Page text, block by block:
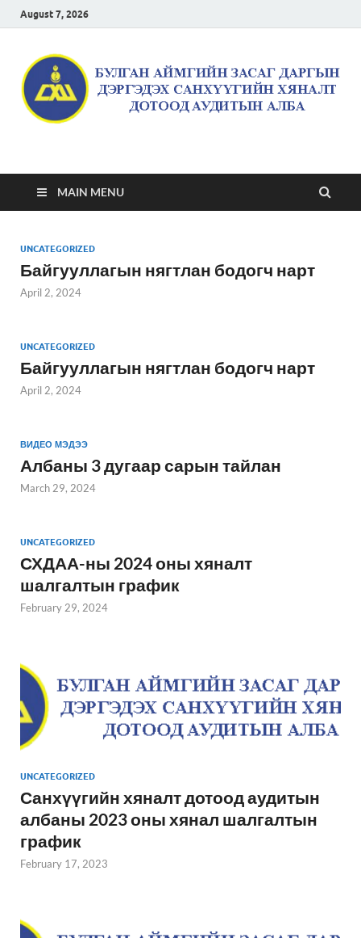
August 7, 2026
Булган аймгийн засаг
даргын дэргэдэх
санхүүгийн хяналт
дотоод аудитын алба
MAIN MENU
UNCATEGORIZED
Байгууллагын нягтлан бодогч нарт
April 2, 2024
UNCATEGORIZED
Байгууллагын нягтлан бодогч нарт
April 2, 2024
ВИДЕО МЭДЭЭ
Албаны 3 дугаар сарын тайлан
March 29, 2024
UNCATEGORIZED
СХДАА-ны 2024 оны хяналт
шалгалтын график
February 29, 2024
UNCATEGORIZED
Санхүүгийн хяналт дотоод аудитын
албаны 2023 оны хянал шалгалтын
график
February 17, 2023